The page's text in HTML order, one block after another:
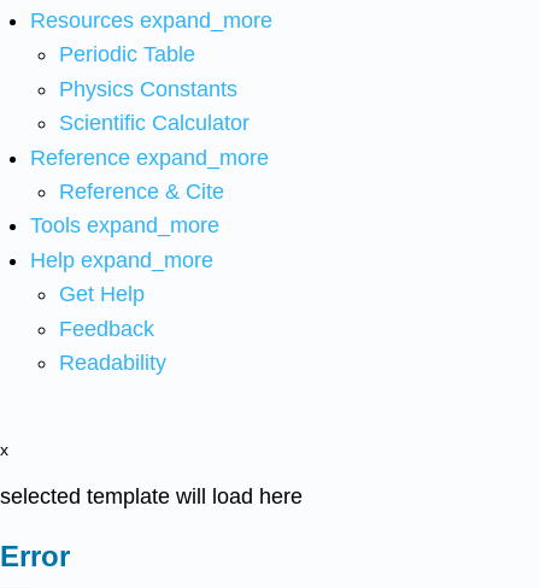
Resources expand_more
Periodic Table
Physics Constants
Scientific Calculator
Reference expand_more
Reference & Cite
Tools expand_more
Help expand_more
Get Help
Feedback
Readability
x
selected template will load here
Error